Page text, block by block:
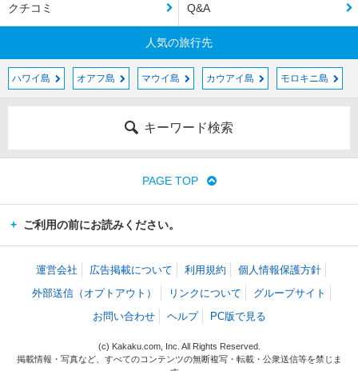
クチコミ Q&A
人気の旅行先
ハワイ島 オアフ島 マウイ島 カウアイ島 モロキニ島
キーワード検索
PAGE TOP
ご利用の前にお読みください。
運営会社 広告掲載について 利用規約
個人情報保護方針
外部送信（オプトアウト）
リンクについて
グループサイト
お問い合わせ
ヘルプ PC版で見る
(c) Kakaku.com, Inc. All Rights Reserved.
掲載情報・写真など、すべてのコンテンツの無断複写・転載・公衆送信等を禁じま